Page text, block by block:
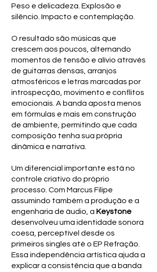
Peso e delicadeza. Explosão e
silêncio. Impacto e contemplação.
O resultado são músicas que
crescem aos poucos, alternando
momentos de tensão e alívio através
de guitarras densas, arranjos
atmosféricos e letras marcadas por
introspecção, movimento e conflitos
emocionais. A banda aposta menos
em fórmulas e mais em construção
de ambiente, permitindo que cada
composição tenha sua própria
dinâmica e narrativa.
Um diferencial importante está no
controle criativo do próprio
processo. Com Marcus Filipe
assumindo também a produção e a
engenharia de áudio, a Keystone
desenvolveu uma identidade sonora
coesa, perceptível desde os
primeiros singles até o EP Refração.
Essa independência artística ajuda a
explicar a consistência que a banda